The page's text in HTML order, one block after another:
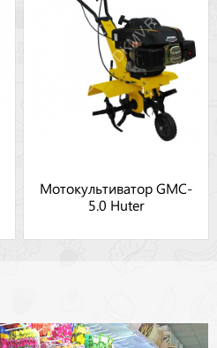
Мотокультиватор GMC-
5.0 Huter